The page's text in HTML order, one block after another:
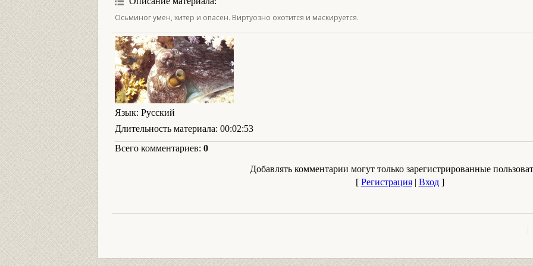
Осьминог умен, хитер и опасен. Виртуозно охотится и маскируется.
Язык: Русский
Длительность материала: 00:02:53
Всего комментариев: 0
Добавлять комментарии могут только зарегистрированные
[ Регистрация| Вход]